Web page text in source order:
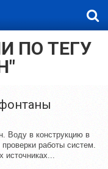
ПО ТЕГУ
Воду в конструкцию в
работы систем.
источниках...